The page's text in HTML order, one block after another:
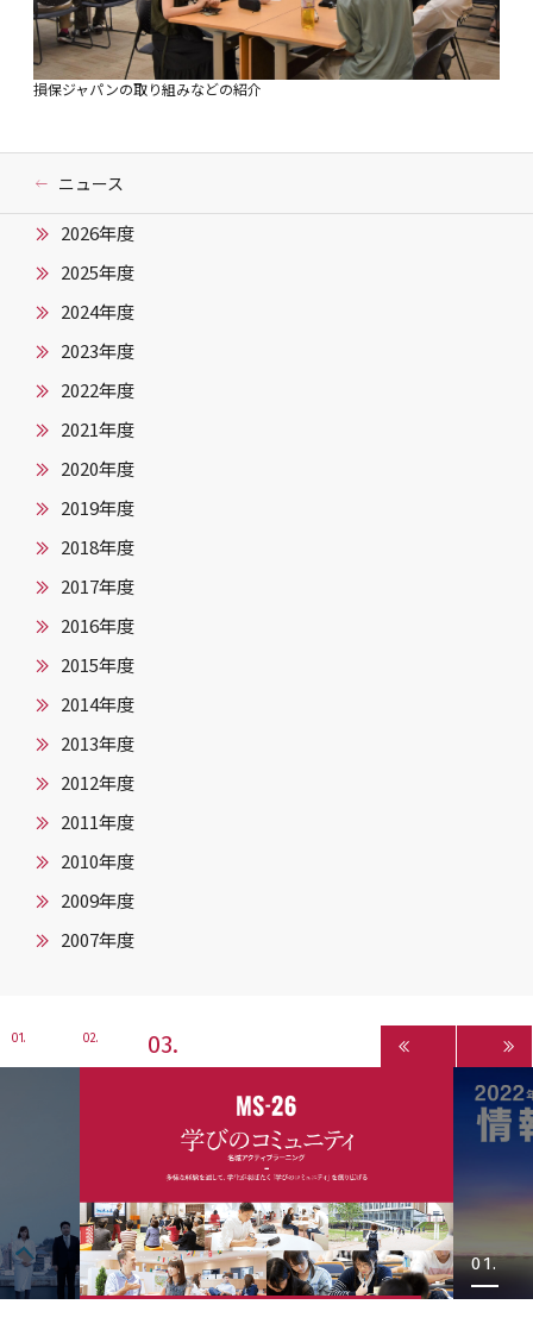
損保ジャパンの取り組みなどの紹介
ニュース
2026年度
2025年度
2024年度
2023年度
2022年度
2021年度
2020年度
2019年度
2018年度
2017年度
2016年度
2015年度
2014年度
2013年度
2012年度
2011年度
2010年度
2009年度
2007年度
1 2 3